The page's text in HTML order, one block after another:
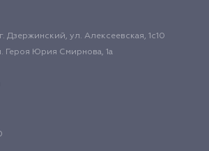
Дзержинский, ул. Алексеевская, 1с10
Героя Юрия Смирнова, 1а